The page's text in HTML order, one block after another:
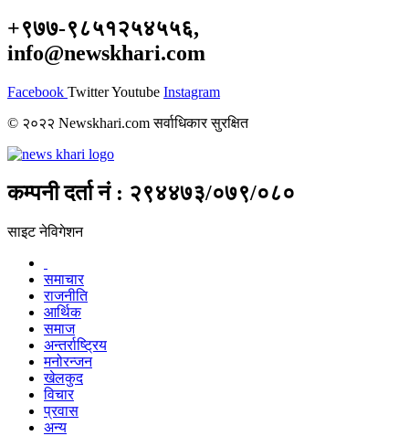
+९७७-९८५१२५४५५६,
info@newskhari.com
Facebook TwitterYoutube Instagram
© २०२२ Newskhari.com सर्वाधिकार सुरक्षित
कम्पनी दर्ता नं : २९४४७३/०७९/०८०
साइट नेविगेशन
समाचार
राजनीति
आर्थिक
समाज
अन्तर्राष्ट्रिय
मनोरन्जन
खेलकुद
विचार
प्रवास
अन्य